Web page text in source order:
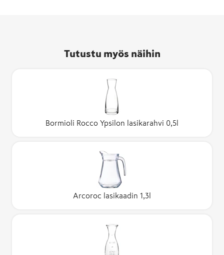
Tutustu myös näihin
Bormioli Rocco Ypsilon lasikarahvi 0,5l
Arcoroc lasikaadin 1,3l